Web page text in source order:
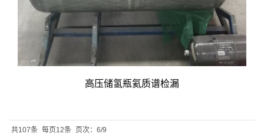
高压储氢瓶氦质谱检漏
共107条 每页12条 页次：6/9